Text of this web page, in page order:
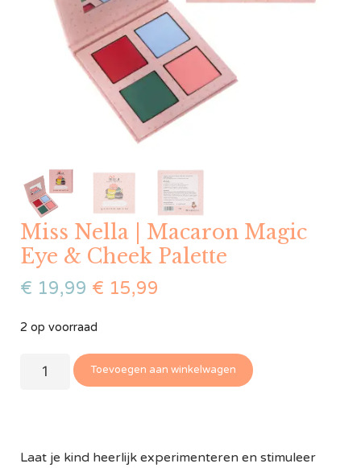
Miss Nella | Macaron Magic
Eye & Cheek Palette
€ 19,99 € 15,99
2 op voorraad
Toevoegen aan winkelwagen
Laat je kind heerlijk experimenteren en stimuleer